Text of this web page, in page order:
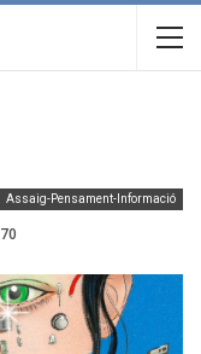
Assaig-Pensament-Informació
70